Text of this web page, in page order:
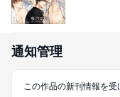
通知管理
この作品の新刊情報を受